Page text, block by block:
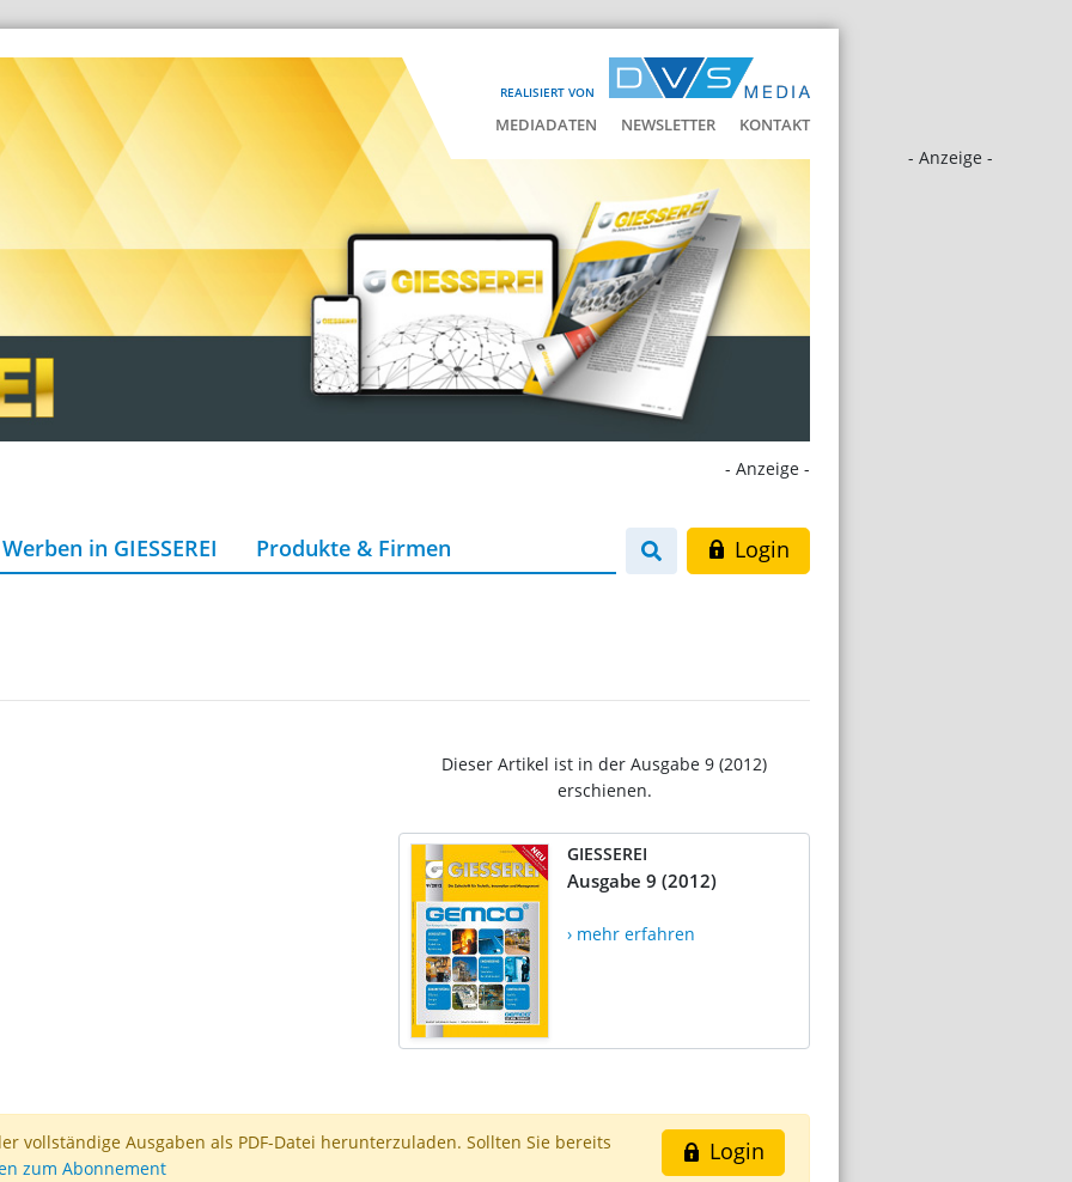
REALISIERT VON
MEDIADATEN NEWSLETTER KONTAKT
- Anzeige -
- Anzeige -
Werben in GIESSEREI Produkte & Firmen Login
Dieser Artikel ist in der Ausgabe 9 (2012)
erschienen.
GIESSEREI
Ausgabe 9 (2012)
› mehr erfahren
Login
vollständige Ausgaben als PDF-Datei herunterzuladen. Sollten Sie bereits
zum Abonnement